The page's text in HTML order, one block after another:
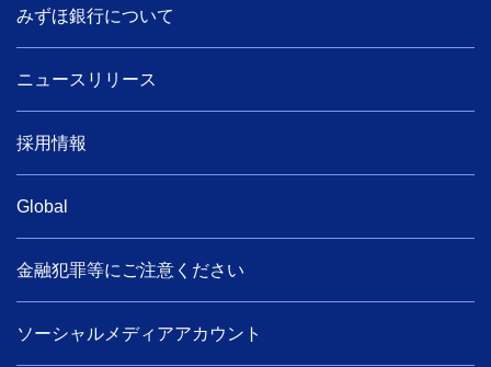
みずほ銀行について
ニュースリリース
採用情報
Global
金融犯罪等にご注意ください
ソーシャルメディアアカウント